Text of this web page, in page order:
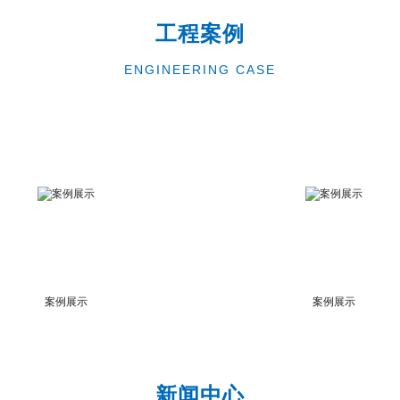
工程案例
ENGINEERING CASE
案例展示 案例展示
新闻中心